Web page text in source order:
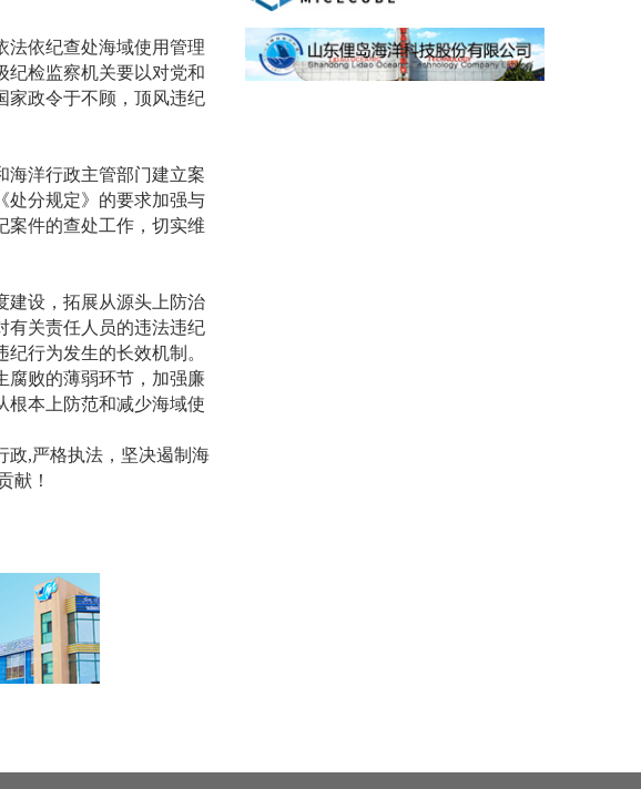
法依纪查处海域使用管理
纪检监察机关要以对党和
家政令于不顾，顶风违纪
海洋行政主管部门建立案
处分规定》的要求加强与
案件的查处工作，切实维
建设，拓展从源头上防治
有关责任人员的违法违纪
行为发生的长效机制。
腐败的薄弱环节，加强廉
根本上防范和减少海域使
政,严格执法，坚决遏制海
献！